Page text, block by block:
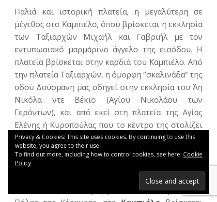
Παλιά και ιστορική πλατεία, η μεγαλύτερη σε
μέγεθος στο Καμπιέλο, όπου βρίσκεται η εκκλησία
των Ταξιαρχών Μιχαήλ και Γαβριήλ με τον
εντυπωσιακό μαρμάρινο άγγελο της εισόδου. Η
πλατεία βρίσκεται στην καρδιά του Καμπιέλο. Από
την πλατεία Ταξιαρχών, η όμορφη ”σκαλινάδα” της
οδού Δούσμανη μας οδηγεί στην εκκλησία του Άη
Νικόλα ντε Βέκιο (Αγίου Νικολάου των
Γερόντων), και από εκεί στη πλατεία της Αγίας
Ελένης ή Κυροπούλας που το κέντρο της στολίζει
ένας φοίνικας.
Μία από τις πιο όμορφες πλατείες της παλιάς
Privacy & Cookies: This site uses cookies. By continuing to use this
website, you agree to their use.
To find out more, including how to control cookies, see here: Cookie
Policy